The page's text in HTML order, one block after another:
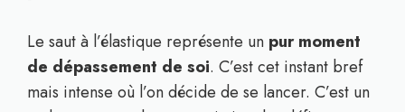
Le saut à l’élastique représente un pur moment
de dépassement de soi. C’est cet instant bref
mais intense où l’on décide de se lancer. C’est un